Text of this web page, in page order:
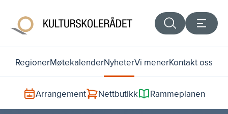
RegionerMøtekalenderNyheterVi menerKontakt oss
Arrangement Nettbutikk Rammeplanen